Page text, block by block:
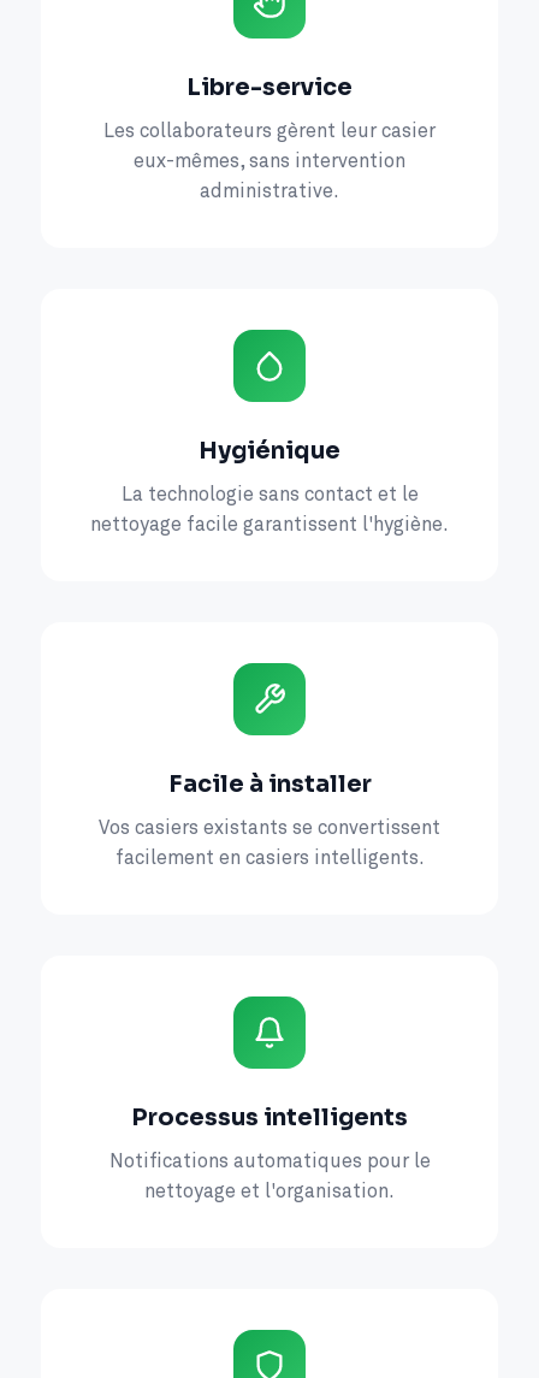
Libre-service
Les collaborateurs gèrent leur casier
eux-mêmes, sans intervention
administrative.
Hygiénique
La technologie sans contact et le
nettoyage facile garantissent l'hygiène.
Facile à installer
Vos casiers existants se convertissent
facilement en casiers intelligents.
Processus intelligents
Notifications automatiques pour le
nettoyage et l'organisation.